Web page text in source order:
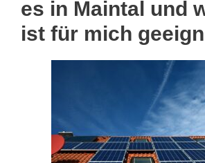
es in Maintal und
ist für mich